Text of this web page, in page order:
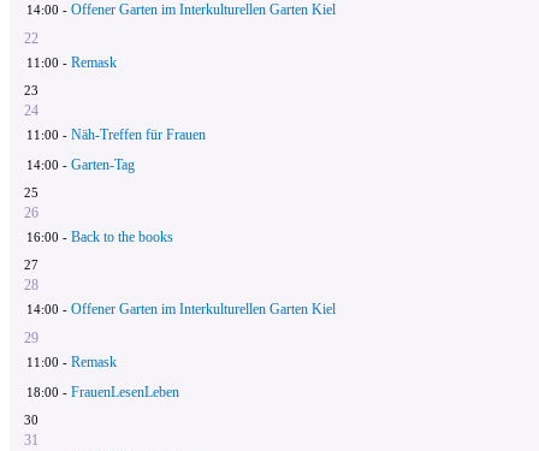
14:00 - Offener Garten im Interkulturellen Garten Kiel
22
11:00 - Remask
23
24
11:00 - Näh-Treffen für Frauen
14:00 - Garten-Tag
25
26
16:00 - Back to the books
27
28
14:00 - Offener Garten im Interkulturellen Garten Kiel
29
11:00 - Remask
18:00 - FrauenLesenLeben
30
31